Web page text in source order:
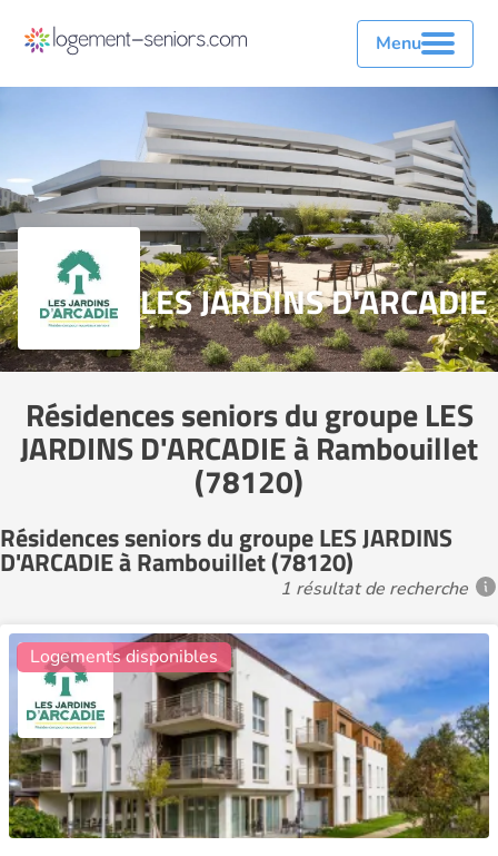
Menu
LES JARDINS D'ARCADIE
Résidences seniors du groupe LES
JARDINS D'ARCADIE à Rambouillet
(78120)
Résidences seniors du groupe LES JARDINS
D'ARCADIE à Rambouillet (78120)
1 résultat de recherche
Logements disponibles